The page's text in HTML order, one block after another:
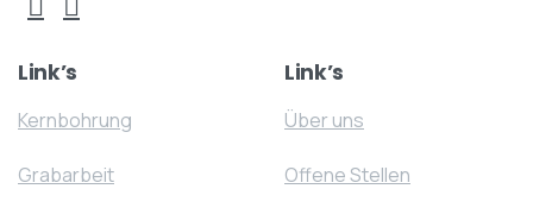
Link’s
Kernbohrung
Grabarbeit
Link’s
Über uns
Offene Stellen